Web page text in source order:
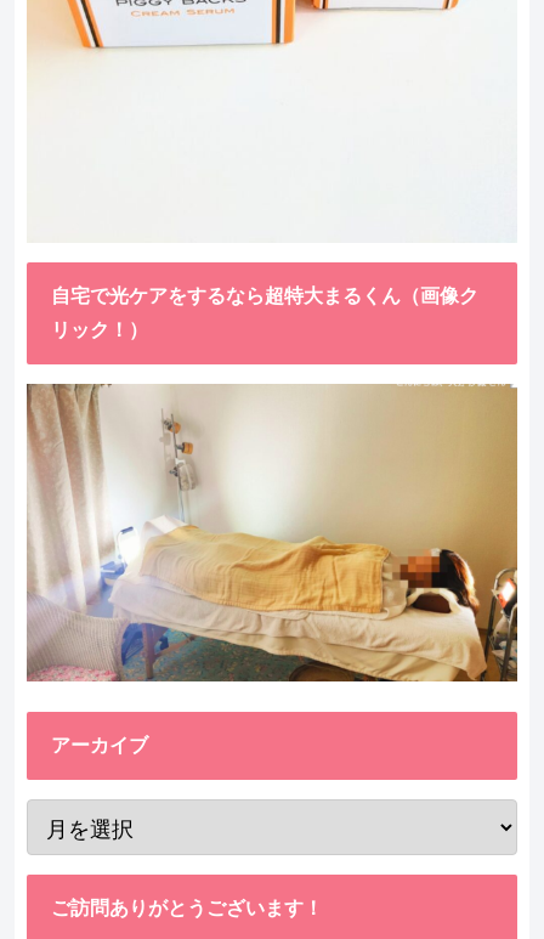
自宅で光ケアをするなら超特大まるくん（画像ク
リック！）
アーカイブ
ご訪問ありがとうございます！